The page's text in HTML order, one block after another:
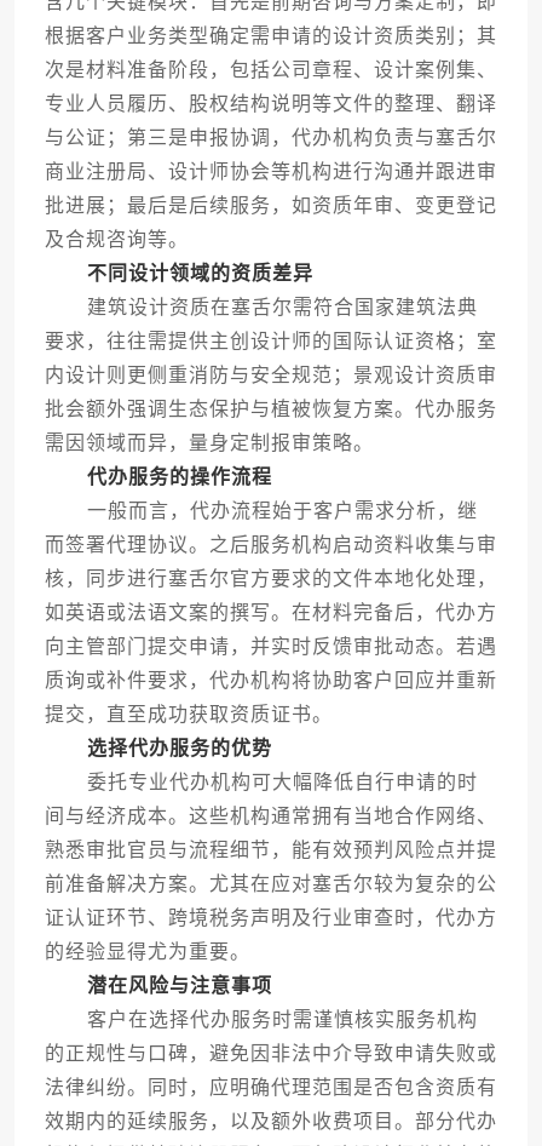
根据客户业务类型确定需申请的设计资质类别；其
次是材料准备阶段，包括公司章程、设计案例集、
专业人员履历、股权结构说明等文件的整理、翻译
与公证；第三是申报协调，代办机构负责与塞舌尔
商业注册局、设计师协会等机构进行沟通并跟进审
批进展；最后是后续服务，如资质年审、变更登记
及合规咨询等。
不同设计领域的资质差异
建筑设计资质在塞舌尔需符合国家建筑法典
要求，往往需提供主创设计师的国际认证资格；室
内设计则更侧重消防与安全规范；景观设计资质审
批会额外强调生态保护与植被恢复方案。代办服务
需因领域而异，量身定制报审策略。
代办服务的操作流程
一般而言，代办流程始于客户需求分析，继
而签署代理协议。之后服务机构启动资料收集与审
核，同步进行塞舌尔官方要求的文件本地化处理，
如英语或法语文案的撰写。在材料完备后，代办方
向主管部门提交申请，并实时反馈审批动态。若遇
质询或补件要求，代办机构将协助客户回应并重新
提交，直至成功获取资质证书。
选择代办服务的优势
委托专业代办机构可大幅降低自行申请的时
间与经济成本。这些机构通常拥有当地合作网络、
熟悉审批官员与流程细节，能有效预判风险点并提
前准备解决方案。尤其在应对塞舌尔较为复杂的公
证认证环节、跨境税务声明及行业审查时，代办方
的经验显得尤为重要。
潜在风险与注意事项
客户在选择代办服务时需谨慎核实服务机构
的正规性与口碑，避免因非法中介导致申请失败或
法律纠纷。同时，应明确代理范围是否包含资质有
效期内的延续服务，以及额外收费项目。部分代办